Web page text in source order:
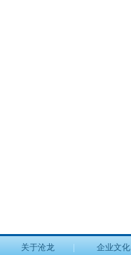
关于沧龙 企业文化